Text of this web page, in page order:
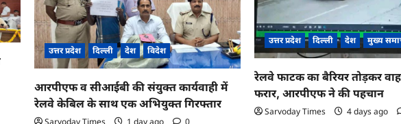
उत्तर प्रदेश दिल्ली देश विदेश
आरपीएफ व सीआईबी की संयुक्त कार्यवाही में
रेलवे केबिल के साथ एक अभियुक्त गिरफ्तार
Sarvoday Times 1 day ago 0
उत्तर प्रदेश दिल्ली देश मुख्य
रेलवे फाटक का बैरियर तोड़कर
फरार, आरपीएफ ने की पहचान
Sarvoday Times 4 days ago